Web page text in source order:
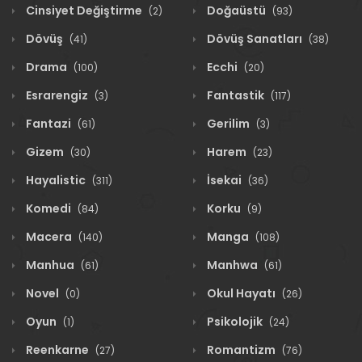
Cinsiyet Değiştirme (2) Doğaüstü (93)
Dövüş (41) Dövüş Sanatları (38)
Drama (100) Ecchi (20)
Esrarengiz (3) Fantastik (117)
Fantazi (61) Gerilim (3)
Gizem (30) Harem (23)
Hayalistic (311) İsekai (36)
Komedi (84) Korku (9)
Macera (140) Manga (108)
Manhua (61) Manhwa (61)
Novel (0) Okul Hayatı (26)
Oyun (1) Psikolojik (24)
Reenkarne (27) Romantizm (76)